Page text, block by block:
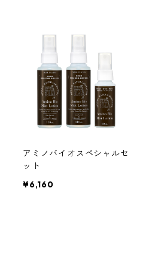
アミノバイオスペシャルセ
ット
¥6,160